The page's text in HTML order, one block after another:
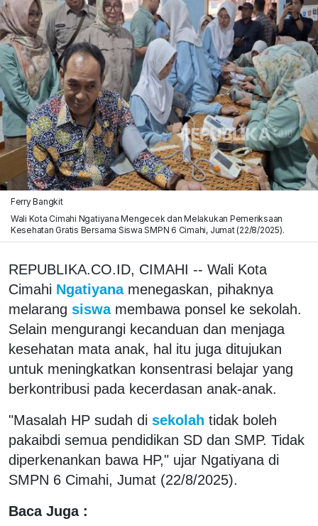
Ferry Bangkit
Wali Kota Cimahi Ngatiyana Mengecek dan Melakukan Pemeriksaan
Kesehatan Gratis Bersama Siswa SMPN 6 Cimahi, Jumat (22/8/2025).
REPUBLIKA.CO.ID, CIMAHI -- Wali Kota
Cimahi Ngatiyana menegaskan, pihaknya
melarang siswa membawa ponsel ke sekolah.
Selain mengurangi kecanduan dan menjaga
kesehatan mata anak, hal itu juga ditujukan
untuk meningkatkan konsentrasi belajar yang
berkontribusi pada kecerdasan anak-anak.
"Masalah HP sudah di sekolah tidak boleh
pakaibdi semua pendidikan SD dan SMP. Tidak
diperkenankan bawa HP," ujar Ngatiyana di
SMPN 6 Cimahi, Jumat (22/8/2025).
Baca Juga :